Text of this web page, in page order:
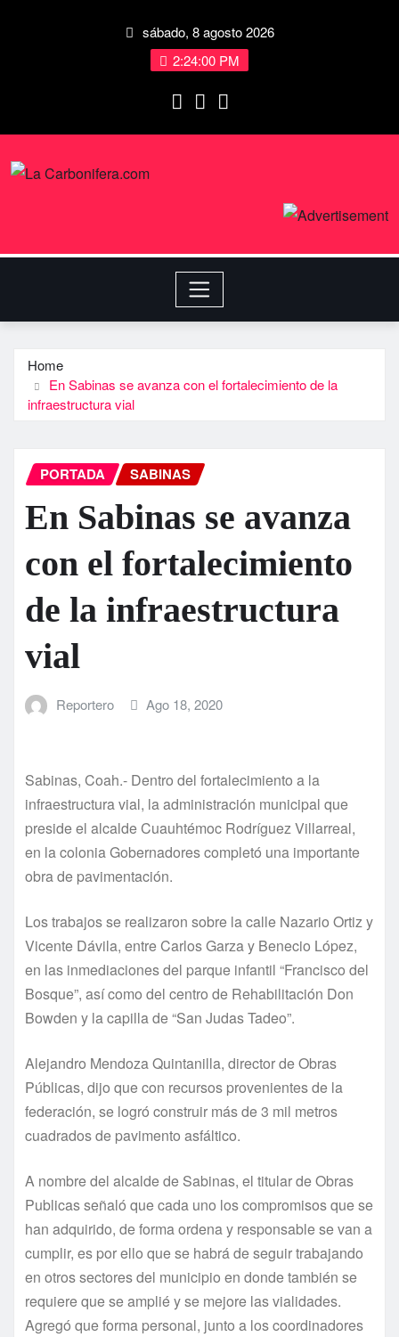
sábado, 8 agosto 2026
2:24:01 PM
Home
En Sabinas se avanza con el fortalecimiento de la
infraestructura vial
PORTADA SABINAS
En Sabinas se avanza
con el fortalecimiento
de la infraestructura
vial
Reportero Ago 18, 2020
Sabinas, Coah.- Dentro del fortalecimiento a la
infraestructura vial, la administración municipal que
preside el alcalde Cuauhtémoc Rodríguez Villarreal,
en la colonia Gobernadores completó una importante
obra de pavimentación.
Los trabajos se realizaron sobre la calle Nazario Ortiz y
Vicente Dávila, entre Carlos Garza y Benecio López,
en las inmediaciones del parque infantil “Francisco del
Bosque”, así como del centro de Rehabilitación Don
Bowden y la capilla de “San Judas Tadeo”.
Alejandro Mendoza Quintanilla, director de Obras
Públicas, dijo que con recursos provenientes de la
federación, se logró construir más de 3 mil metros
cuadrados de pavimento asfáltico.
A nombre del alcalde de Sabinas, el titular de Obras
Publicas señaló que cada uno los compromisos que se
han adquirido, de forma ordena y responsable se van a
cumplir, es por ello que se habrá de seguir trabajando
en otros sectores del municipio en donde también se
requiere que se amplié y se mejore las vialidades.
Agregó que forma personal, junto a los coordinadores